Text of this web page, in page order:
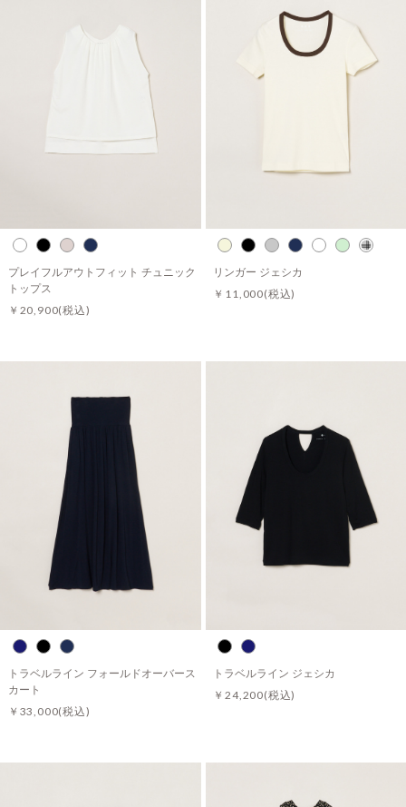
プレイフルアウトフィット チュニック
トップス
￥20,900(税込)
リンガー ジェシカ
￥11,000(税込)
トラベルライン フォールドオーバース
カート
￥33,000(税込)
トラベルライン ジェシカ
￥24,200(税込)